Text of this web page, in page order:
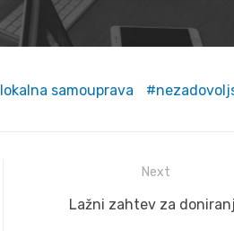
lokalna samouprava
Next
Next
Lažni zahtev za